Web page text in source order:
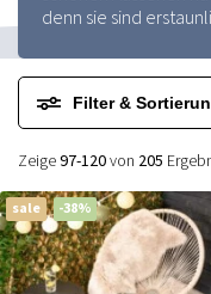
denn sie sind
Filter &
Zeige97-120von 205
sale -38%